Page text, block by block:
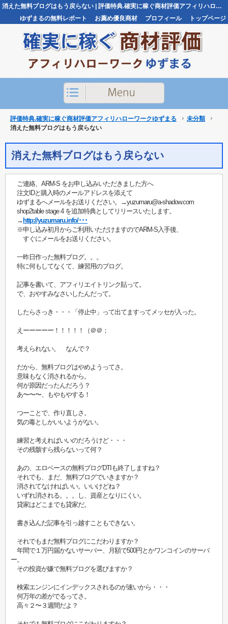
消えた無料ブログはもう戻らない | 評価特典.確実に稼ぐ商材評価アフィリハローワークゆずまる評価特典.確実に稼ぐ商材評価アフィリハローワークゆずまる
トップページ
プロフィール
お薦め優良商材
ゆずまるの無料レポート
評価特典.確実に稼ぐ商材評価アフィリハローワークゆずまる
未分類
消えた無料ブログはもう戻らない
消えた無料ブログはもう戻らない
ご連絡、ARM-S をお申し込みいただきました方へ
注文IDと購入時のメールアドレスを添えて
ゆずまるへメールをお送りください。→yuzumaru@a-shadow.com
shop2table stage 4 を追加特典としてリリースいたします。
→ http://yuzumaru.info/･･･
※申し込み初月からご利用いただけますのでARM-S入手後、
すぐにメールをお送りください。
一昨日作った無料ブログ。。。
特に何もしてなくて、練習用のブログ。
記事を書いて、アフィリエイトリンク貼って。
で、おやすみなさいしたんだって。
したらさっき・・・「停止中」って出てますってメッセが入った。
えーーーーー！！！！！（＠＠；
考えられない。 なんで？
だから、無料ブログはやめようってさ。
意味もなく消されるから。
何が原因だったんだろう？
あ〜〜〜、もやもやする！
つーことで、作り直しさ。
気の毒としかいいようがない。
練習と考えればいいのだろうけど・・・
その残骸すら残らないって何？
あの、エロベースの無料ブログDTIも終了しますね？
それでも、まだ、無料ブログでいきますか？
消されてなければいい。いいけどね？
いずれ消される。。。し、資産となりにくい。
貸家はどこまでも貸家だ。
書き込んだ記事を引っ越すこともできない。
それでもまだ無料ブログにこだわりますか？
年間で１万円届かないサーバー、月額で500円とかワンコインのサーバ
ー。
その投資が嫌で無料ブログを選びますか？
検索エンジンにインデックスされるのが速いから・・・
何万年の差がでるってさ。
高々２〜３週間だよ？